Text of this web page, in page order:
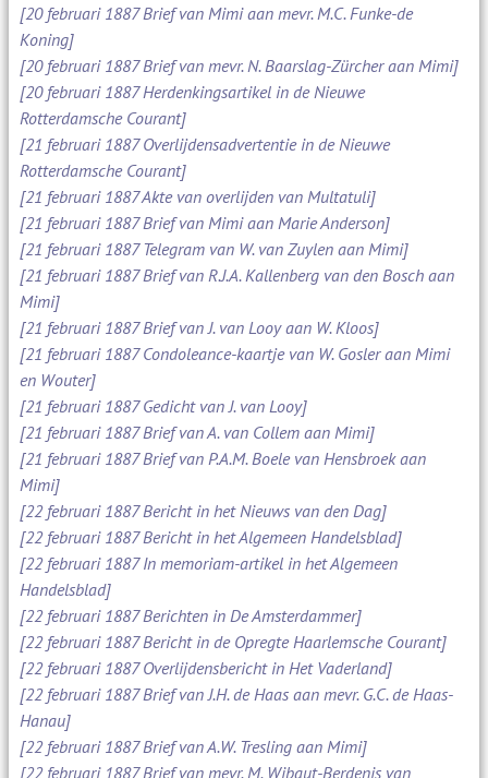
[20 februari 1887 Brief van Mimi aan mevr. M.C. Funke-de
Koning]
[20 februari 1887 Brief van mevr. N. Baarslag-Zürcher aan Mimi]
[20 februari 1887 Herdenkingsartikel in de Nieuwe
Rotterdamsche Courant]
[21 februari 1887 Overlijdensadvertentie in de Nieuwe
Rotterdamsche Courant]
[21 februari 1887 Akte van overlijden van Multatuli]
[21 februari 1887 Brief van Mimi aan Marie Anderson]
[21 februari 1887 Telegram van W. van Zuylen aan Mimi]
[21 februari 1887 Brief van R.J.A. Kallenberg van den Bosch aan
Mimi]
[21 februari 1887 Brief van J. van Looy aan W. Kloos]
[21 februari 1887 Condoleance-kaartje van W. Gosler aan Mimi
en Wouter]
[21 februari 1887 Gedicht van J. van Looy]
[21 februari 1887 Brief van A. van Collem aan Mimi]
[21 februari 1887 Brief van P.A.M. Boele van Hensbroek aan
Mimi]
[22 februari 1887 Bericht in het Nieuws van den Dag]
[22 februari 1887 Bericht in het Algemeen Handelsblad]
[22 februari 1887 In memoriam-artikel in het Algemeen
Handelsblad]
[22 februari 1887 Berichten in De Amsterdammer]
[22 februari 1887 Bericht in de Opregte Haarlemsche Courant]
[22 februari 1887 Overlijdensbericht in Het Vaderland]
[22 februari 1887 Brief van J.H. de Haas aan mevr. G.C. de Haas-
Hanau]
[22 februari 1887 Brief van A.W. Tresling aan Mimi]
[22 februari 1887 Brief van mevr. M. Wibaut-Berdenis van